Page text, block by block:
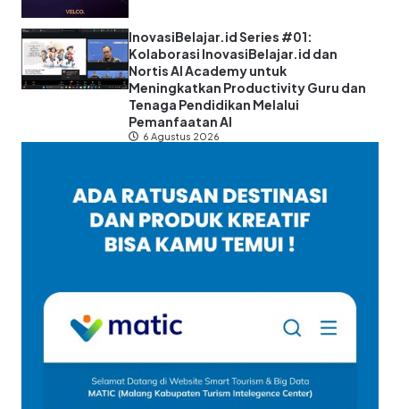
InovasiBelajar.id Series #01:
Kolaborasi InovasiBelajar.id dan
Nortis AI Academy untuk
Meningkatkan Productivity Guru dan
Tenaga Pendidikan Melalui
Pemanfaatan AI
6 Agustus 2026